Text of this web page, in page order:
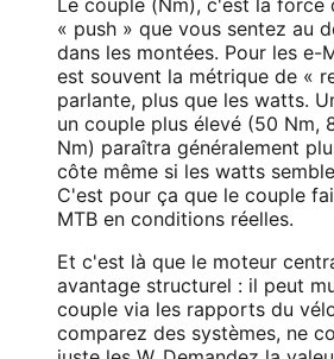
Le couple (Nm), c'est la
« push » que vous sentez au
dans les montées. Pour les e-
est souvent la métrique de «
parlante, plus que les watts.
un couple plus élevé (50 Nm,
Nm) paraîtra généralement
côte même si les watts
C'est pour ça que le couple
MTB en conditions réelles.
Et c'est là que le moteur
avantage structurel : il peut
couple via les rapports du
comparez des systèmes, ne